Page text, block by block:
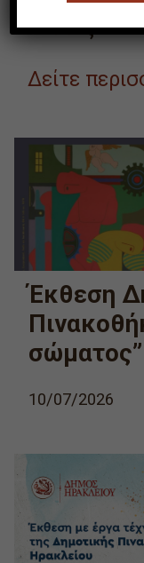
Άλλες
Δείτε
Έκθεση
σώματος”
10/07/2026